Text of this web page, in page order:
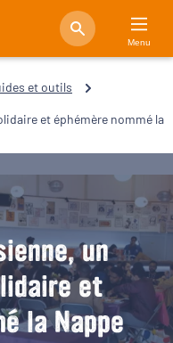
Menu
et outils
et éphémère nommé la
un
et
la Nappe